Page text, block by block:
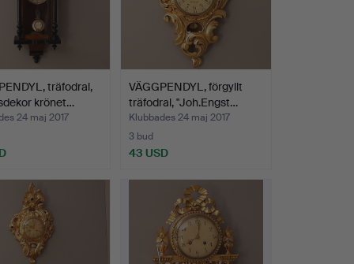
träfodral,
krönet…
24 maj 2017
VÄGGPENDYL, förgyllt
träfodral, "Joh.Engst…
Klubbades 24 maj 2017
3 bud
43 USD